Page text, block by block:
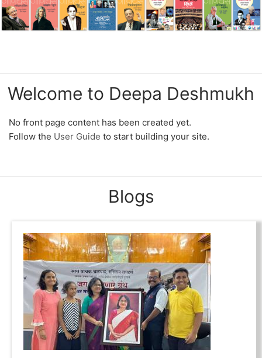
Welcome to Deepa Deshmukh
No front page content has been created yet.
Follow the User Guide to start building your site.
Blogs